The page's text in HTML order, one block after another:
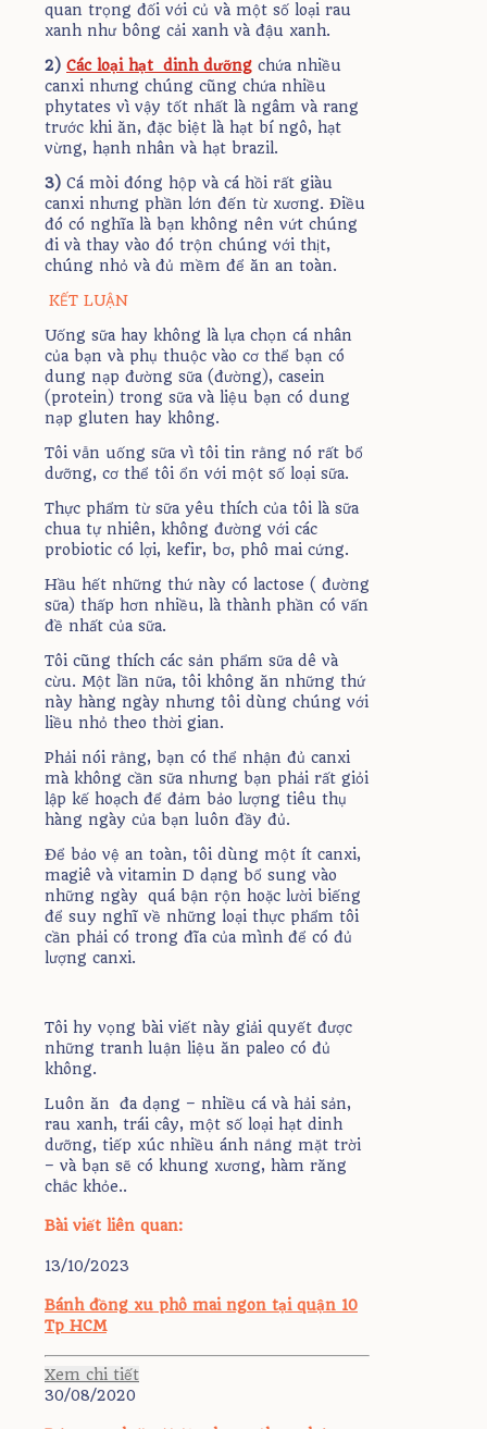
quan trọng đối với củ và một số loại rau
xanh như bông cải xanh và đậu xanh.
2) Các loại hạt dinh dưỡng chứa nhiều
canxi nhưng chúng cũng chứa nhiều
phytates vì ​​vậy tốt nhất là ngâm và rang
trước khi ăn, đặc biệt là hạt bí ngô, hạt
vừng, hạnh nhân và hạt brazil.
3) Cá mòi đóng hộp và cá hồi rất giàu
canxi nhưng phần lớn đến từ xương. Điều
đó có nghĩa là bạn không nên vứt chúng
đi và thay vào đó trộn chúng với thịt,
chúng nhỏ và đủ mềm để ăn an toàn.
KẾT LUẬN
Uống sữa hay không là lựa chọn cá nhân
của bạn và phụ thuộc vào cơ thể bạn có
dung nạp đường sữa (đường), casein
(protein) trong sữa và liệu bạn có dung
nạp gluten hay không.
Tôi vẫn uống sữa vì tôi tin rằng nó rất bổ
dưỡng, cơ thể tôi ổn với một số loại sữa.
Thực phẩm từ sữa yêu thích của tôi là sữa
chua tự nhiên, không đường với các
probiotic có lợi, kefir, bơ, phô mai cứng.
Hầu hết những thứ này có lactose ( đường
sữa) thấp hơn nhiều, là thành phần có vấn
đề nhất của sữa.
Tôi cũng thích các sản phẩm sữa dê và
cừu. Một lần nữa, tôi không ăn những thứ
này hàng ngày nhưng tôi dùng chúng với
liều nhỏ theo thời gian.
Phải nói rằng, bạn có thể nhận đủ canxi
mà không cần sữa nhưng bạn phải rất giỏi
lập kế hoạch để đảm bảo lượng tiêu thụ
hàng ngày của bạn luôn đầy đủ.
Để bảo vệ an toàn, tôi dùng một ít canxi,
magiê và vitamin D dạng bổ sung vào
những ngày quá bận rộn hoặc lười biếng
để suy nghĩ về những loại thực phẩm tôi
cần phải có trong đĩa của mình để có đủ
lượng canxi.
Tôi hy vọng bài viết này giải quyết được
những tranh luận liệu ăn paleo có đủ
không.
Luôn ăn đa dạng – nhiều cá và hải sản,
rau xanh, trái cây, một số loại hạt dinh
dưỡng, tiếp xúc nhiều ánh nắng mặt trời
– và bạn sẽ có khung xương, hàm răng
chắc khỏe..
Bài viết liên quan:
13/10/2023
Bánh đồng xu phô mai ngon tại quận 10
Tp HCM
Xem chi tiết
30/08/2020